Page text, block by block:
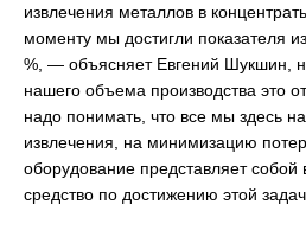
извлечения металлов в
моменту мы достигли показателя
%, — объясняет Евгений Шукшин,
нашего объема производства это
надо понимать, что все мы здесь
извлечения, на минимизацию
оборудование представляет
средство по достижению этой